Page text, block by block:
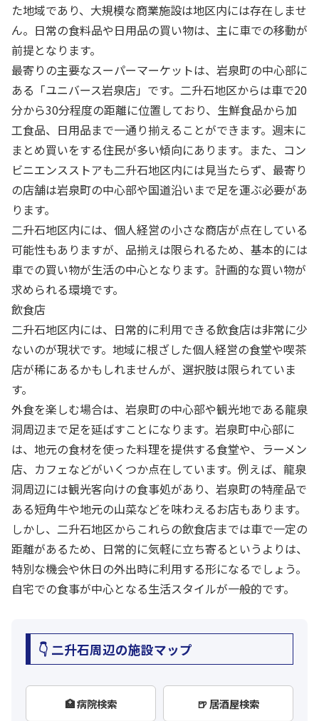
た地域であり、大規模な商業施設は地区内には存在しませ
ん。日常の食料品や日用品の買い物は、主に車での移動が
前提となります。
最寄りの主要なスーパーマーケットは、岩泉町の中心部に
ある「ユニバース岩泉店」です。二升石地区からは車で20
分から30分程度の距離に位置しており、生鮮食品から加
工食品、日用品まで一通り揃えることができます。週末に
まとめ買いをする住民が多い傾向にあります。また、コン
ビニエンスストアも二升石地区内には見当たらず、最寄り
の店舗は岩泉町の中心部や国道沿いまで足を運ぶ必要があ
ります。
二升石地区内には、個人経営の小さな商店が点在している
可能性もありますが、品揃えは限られるため、基本的には
車での買い物が生活の中心となります。計画的な買い物が
求められる環境です。
飲食店
二升石地区内には、日常的に利用できる飲食店は非常に少
ないのが現状です。地域に根ざした個人経営の食堂や喫茶
店が稀にあるかもしれませんが、選択肢は限られていま
す。
外食を楽しむ場合は、岩泉町の中心部や観光地である龍泉
洞周辺まで足を延ばすことになります。岩泉町中心部に
は、地元の食材を使った料理を提供する食堂や、ラーメン
店、カフェなどがいくつか点在しています。例えば、龍泉
洞周辺には観光客向けの食事処があり、岩泉町の特産品で
ある短角牛や地元の山菜などを味わえるお店もあります。
しかし、二升石地区からこれらの飲食店までは車で一定の
距離があるため、日常的に気軽に立ち寄るというよりは、
特別な機会や休日の外出時に利用する形になるでしょう。
自宅での食事が中心となる生活スタイルが一般的です。
👇 二升石周辺の施設マップ
🏥 病院検索 🍺 居酒屋検索